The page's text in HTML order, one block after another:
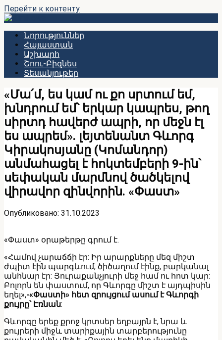
Перейти к контенту
Նորություններ
Հայաստան
Աշխարհ
Շոու-Բիզնես
Տեսանյութեր
«Մա՛մ, ես կամ ու քո սրտում եմ,
խնդրում եմ՝ երկար կապրես, թող
սիրտդ հավերժ ապրի, որ մեջն էլ
ես ապրեմ». լեյտենանտ Գևորգ
Կիրակոսյանը (Կոմանդոր)
անմահացել է հոկտեմբերի 9-ին՝
սեփական մարմնով ծածկելով
վիրավոր զինվորին. «Փաստ»
Опубликовано: 31.10.2023
«Փաստ» օրաթերթը գրում է.
«Համով չարաճճի էր: Իր արարքները մեզ միշտ
ժպիտ էին պարգևում, ծիծաղում էինք, բարկանալ
անհնար էր: Յուրաքանչյուրի մեջ համ ու հոտ կար:
Բոլորն են փաստում, որ Գևորգը միշտ է այդպիսին
եղել»,-«Փաստի» հետ զրույցում ասում է Գևորգի
քույրը՝ Էռնան:
Գևորգը երեք քրոջ կրտսեր եղբայրն է, նրա և
քույրերի միջև տարիքային տարբերությունը